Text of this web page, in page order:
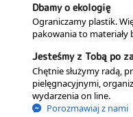
Dbamy o ekologię
Ograniczamy plastik.
pakowania to
Jesteśmy z Tobą po
Chętnie służymy radą,
pielęgnacyjnymi,
wydarzenia on line.
Porozmawiaj z nami